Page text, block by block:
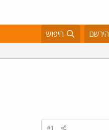
הירשם חיפוש
#1